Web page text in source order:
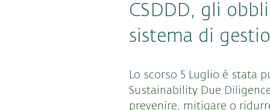
CSDDD, gli
sistema di
Lo scorso 5 Luglio è stata
Sustainability Due
prevenire, mitigare o